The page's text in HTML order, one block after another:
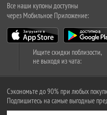
Все наши купоны доступны
через Мобильное Приложение:
Ищите скидки поблизости,
не выходя из чата:
Сэкономьте до 90% при любых
Подпишитесь на самые выгодные